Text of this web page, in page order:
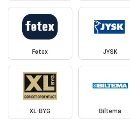
Føtex JYSK
XL-BYG Biltema